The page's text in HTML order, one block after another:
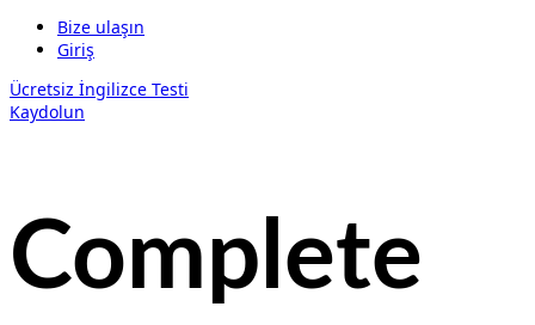
Bize ulaşın
Giriş
Ücretsiz İngilizce Testi
Kaydolun
Complete